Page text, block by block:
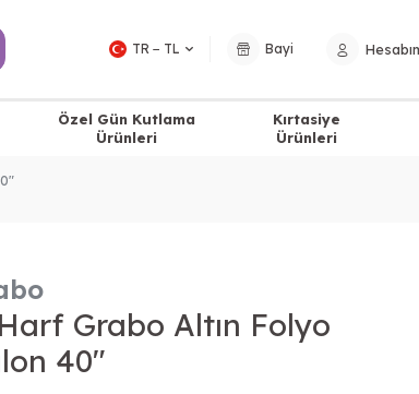
TR − TL Bayi
Özel Gün Kutlama
Ürünleri
Kırtasiye
Ürünleri
Grabo Altın Folyo
40"